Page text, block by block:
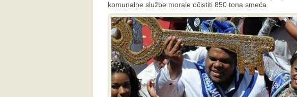
komunalne službe morale očistiti 850 tona smeća